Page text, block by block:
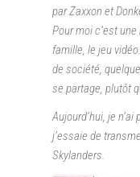
par Zaxxon et
Pour moi c’est
famille, le jeu
de société,
se partage, plutôt
Aujourd’hui, je
j’essaie de
Skylanders.